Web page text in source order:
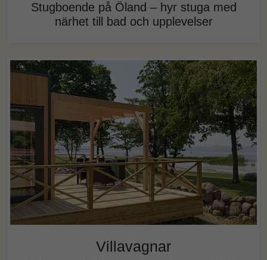
Stugboende på Öland – hyr stuga med
närhet till bad och upplevelser
Villavagnar